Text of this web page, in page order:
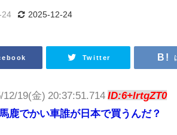
24 2025-12-24
Twitter
12/19(金) 20:37:51.714ID:6+lrtgZT0
鹿でかい車誰が日本で買うんだ？